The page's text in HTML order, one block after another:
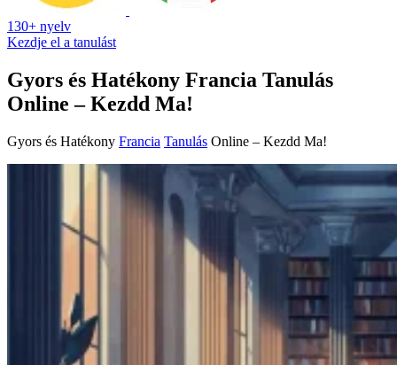
130+ nyelv
Kezdje el a tanulást
Gyors és Hatékony Francia Tanulás
Online – Kezdd Ma!
Gyors és Hatékony Francia Tanulás Online – Kezdd Ma!